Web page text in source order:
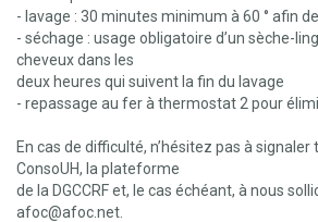
- lavage : 30 minutes minimum à 60 ° afin
- séchage : usage obligatoire d’un sèche-
cheveux dans les
deux heures qui suivent la fin du lavage
- repassage au fer à thermostat 2 pour
En cas de difficulté, n’hésitez pas à signaler
ConsoUH, la plateforme
de la DGCCRF et, le cas échéant, à nous
afoc@afoc.net.